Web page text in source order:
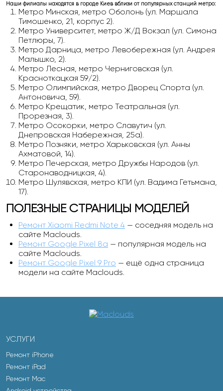
Наши филиалы находятся в городе Киев вблизи от популярных станций метро:
Метро Минская, метро Оболонь (ул. Маршала
Тимошенко, 21, корпус 2).
Метро Университет, метро Ж/Д Вокзал (ул. Симона
Петлюры, 7).
Метро Дарница, метро Левобережная (ул. Андрея
Малышко, 2).
Метро Лесная, метро Черниговская (ул.
Красноткацкая 59/2).
Метро Олимпийская, метро Дворец Спорта (ул.
Антоновича, 59).
Метро Крещатик, метро Театральная (ул.
Прорезная, 3).
Метро Осокорки, метро Славутич (ул.
Днепровская Набережная, 25а).
Метро Позняки, метро Харьковская (ул. Анны
Ахматовой, 14).
Метро Печерская, метро Дружбы Народов (ул.
Старонаводницкая, 4).
Метро Шулявская, метро КПИ (ул. Вадима Гетьмана,
17).
ПОЛЕЗНЫЕ СТРАНИЦЫ МОДЕЛЕЙ
Ремонт Xiaomi Redmi Note 4 — соседняя модель на
сайте Maclouds.
Ремонт Google Pixel 8a — популярная модель на
сайте Maclouds.
Ремонт Google Pixel 9 Pro — ещё одна страница
модели на сайте Maclouds.
УСЛУГИ
Ремонт iPhone
Ремонт iPad
Ремонт Mac